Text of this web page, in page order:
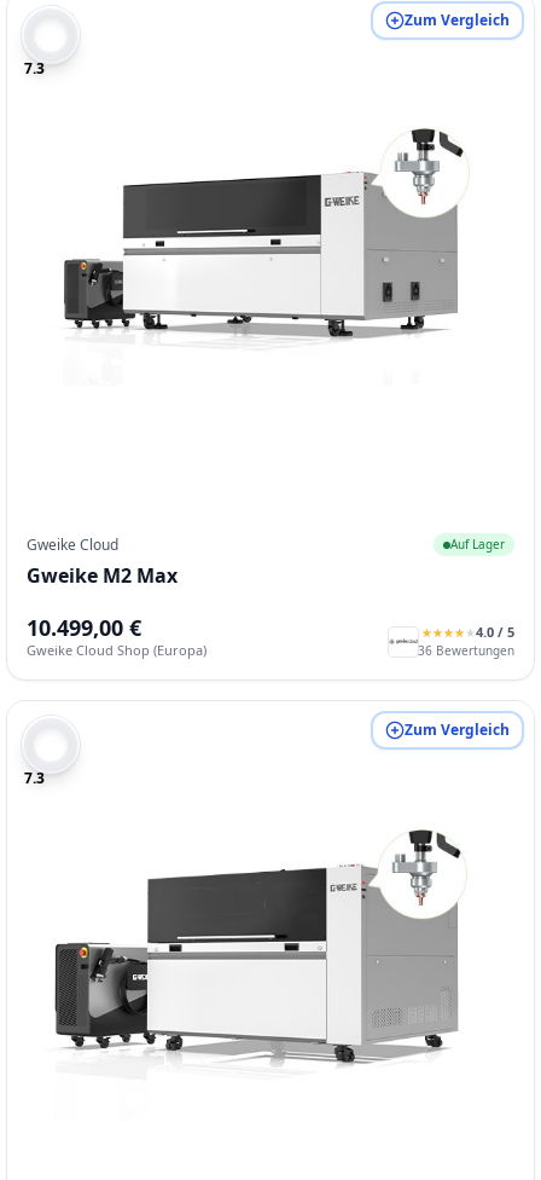
7.3
Zum Vergleich
Gweike Cloud Auf Lager
Gweike M2 Max
10.499,00 €
Gweike Cloud Shop (Europa)
★
★★
★★
★★
★ ★
★4.0 / 5
36 Bewertungen
7.3
Zum Vergleich